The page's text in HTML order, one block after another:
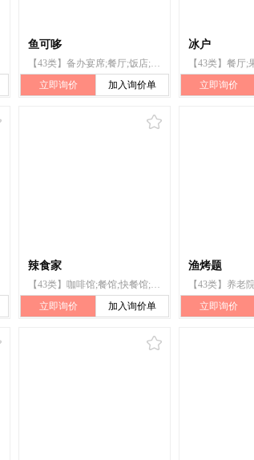
鱼可哆
【43类】备办宴席;餐厅;饭店;餐馆;快餐馆;养老院;日间托儿所（看孩子）;动物寄养;烹饪设备出租
立即询价
加入询价单
冰户
立即询价
辣食家
【43类】咖啡馆;餐馆;快餐馆;饭店;茶馆;住所代理（旅馆、供膳寄宿处）;餐厅;外卖餐馆;自助餐馆;酒吧服务
立即询价
加入询价单
渔烤题
立即询价